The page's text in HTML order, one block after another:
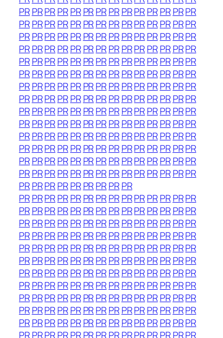
PRPRPRPRPR PRPRPRPRPRPRPR PRPR
PRPRPRPRPR PRPRPRPRPRPRPR PRPR
PRPRPRPRPR PRPRPRPRPRPRPR PRPR
PRPRPRPRPR PRPRPRPRPRPRPR PRPR
PRPRPRPRPR PRPRPRPRPRPRPR PRPR
PRPRPRPRPR PRPRPRPRPRPRPR PRPR
PRPRPRPRPR PRPRPRPRPRPRPR PRPR
PRPRPRPRPR PRPRPRPRPRPRPR PRPR
PRPRPRPRPR PRPRPRPRPRPRPR PRPR
PRPRPRPRPR PRPRPRPRPRPRPR PRPR
PRPRPRPRPR PRPRPRPRPRPRPR PRPR
PRPRPRPRPR PRPRPRPRPRPRPR PRPR
PRPRPRPRPR PRPRPRPRPRPRPR PRPR
PRPRPRPRPR PRPRPRPRPRPRPR PRPR
PRPRPRPRPR PRPRPRPR
PRPRPRPRPR PRPRPRPRPRPRPR PRPR
PRPRPRPRPR PRPRPRPRPRPRPR PRPR
PRPRPRPRPR PRPRPRPRPRPRPR PRPR
PRPRPRPRPR PRPRPRPRPRPRPR PRPR
PRPRPRPRPR PRPRPRPRPRPRPR PRPR
PRPRPRPRPR PRPRPRPRPRPRPR PRPR
PRPRPRPRPR PRPRPRPRPRPRPR PRPR
PRPRPRPRPR PRPRPRPRPRPRPR PRPR
PRPRPRPRPR PRPRPRPRPRPRPR PRPR
PRPRPRPRPR PRPRPRPRPRPRPR PRPR
PRPRPRPRPR PRPRPRPRPRPRPR PRPR
PRPRPRPRPR PRPRPRPRPRPRPR PRPR